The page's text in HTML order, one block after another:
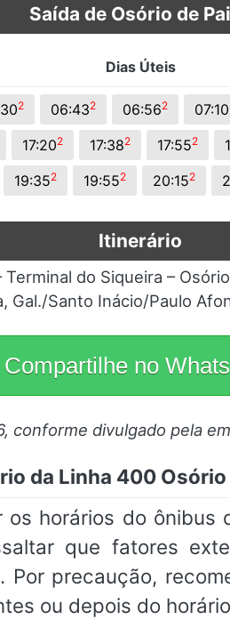
Saída de Osório de
Dias Úteis
2 06:432 06:562 07:10
17:202 17:382 17:552
19:352 19:552 20:152
Itinerário
Terminal do Siqueira –
Gal./Santo Inácio/Paulo
Compartilhe no
divulgado pela
da Linha 400
os horários do
que fatores
precaução,
ou depois do